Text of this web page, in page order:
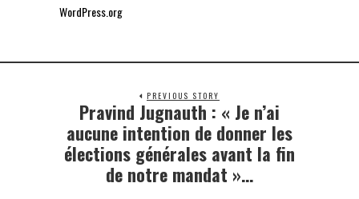
WordPress.org
PREVIOUS STORY
Previous
post:
Pravind Jugnauth : « Je n’ai
aucune intention de donner les
élections générales avant la fin
de notre mandat »…